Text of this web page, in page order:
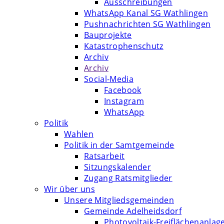
WhatsApp Kanal SG Wathlingen
Pushnachrichten SG Wathlingen
Bauprojekte
Katastrophenschutz
Archiv
Archiv
Social-Media
Facebook
Instagram
WhatsApp
Politik
Wahlen
Politik in der Samtgemeinde
Ratsarbeit
Sitzungskalender
Zugang Ratsmitglieder
Wir über uns
Unsere Mitgliedsgemeinden
Gemeinde Adelheidsdorf